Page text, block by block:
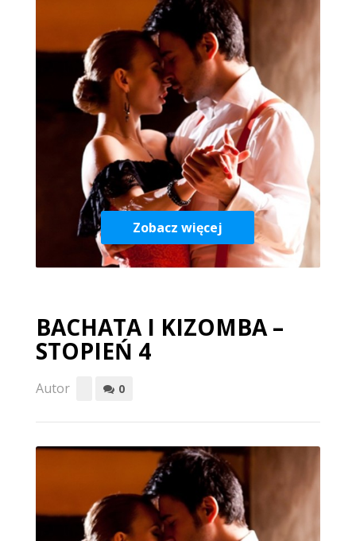
Zobacz więcej
BACHATA I KIZOMBA –
STOPIEŃ 4
Autor 0